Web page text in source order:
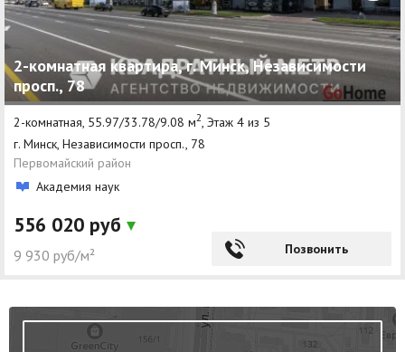
2-комнатная квартира, г. Минск, Независимости
просп., 78
2-комнатная, 55.97/33.78/9.08 м2, Этаж 4 из 5
г. Минск, Независимости просп., 78
Первомайский район
Академия наук
556 020 руб
9 930 руб/м² Позвонить